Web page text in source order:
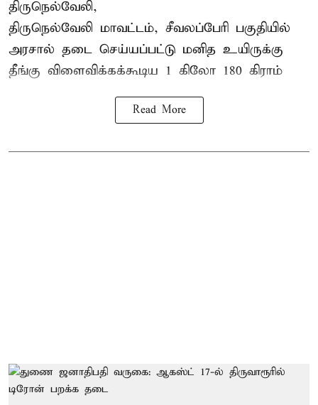
திருநெல்வேலி,
திருநெல்வேலி மாவட்டம், சீவலப்பேரி பகுதியில்
அரசால் தடை செய்யப்பட்டு மனித உயிருக்கு
தீங்கு விளைவிக்கக்கூடிய 1 கிலோ 180 கிராம்
Read More